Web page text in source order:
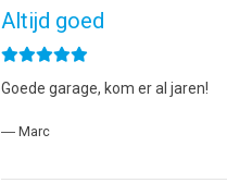
Altijd goed
Goede garage, kom er al jaren!
― Marc